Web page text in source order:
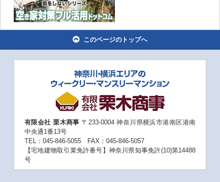
このページのトップへ
有限会社 栗木商事 〒233-0004 神奈川県横浜市港南区港南
中央通1番13号
TEL：045-846-5055 FAX：045-846-5057
【宅地建物取引業免許番号】神奈川県知事免許(10)第14488
号